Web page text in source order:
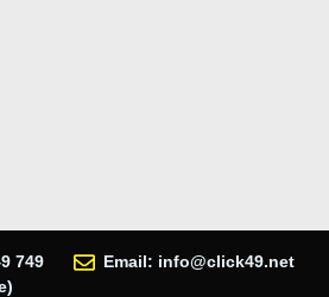
749
Email: info@click49.net